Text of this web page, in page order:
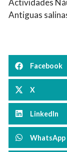
Actividades
Antiguas
Facebook
X
LinkedIn
WhatsApp